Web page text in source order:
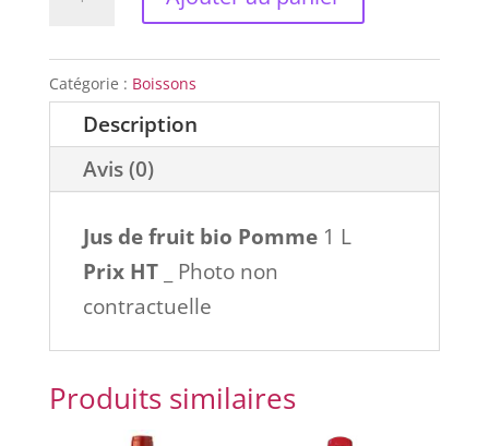
Jus
de
fruit
bio
Pomme
Catégorie : Boissons
Description
Avis (0)
Jus de fruit bio Pomme 1 L
Prix HT_ Photo non
contractuelle
Produits similaires